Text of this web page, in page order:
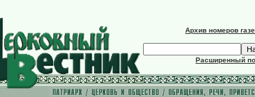
Архив номеров
Расширенный